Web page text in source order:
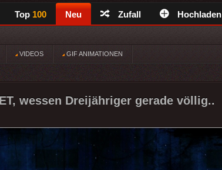
Top 100 Neu Zufall Hochladen
VIDEOS GIF ANIMATIONEN
wessen Dreijähriger gerade völlig..